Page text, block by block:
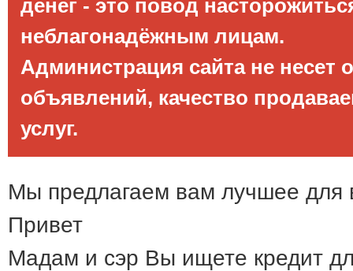
денег - это повод
неблагонадёжным лицам.
Администрация сайта не несет
объявлений, качество
услуг.
Мы предлагаем вам лучшее для
Привет
Мадам и сэр Вы ищете кредит